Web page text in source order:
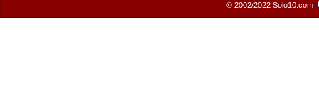
© 2002/2022 Solo10.com